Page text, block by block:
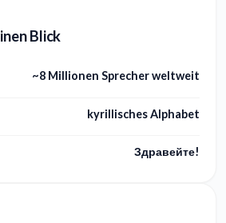
Blick
~8 Millionen Sprecher weltweit
kyrillisches Alphabet
Здравейте!